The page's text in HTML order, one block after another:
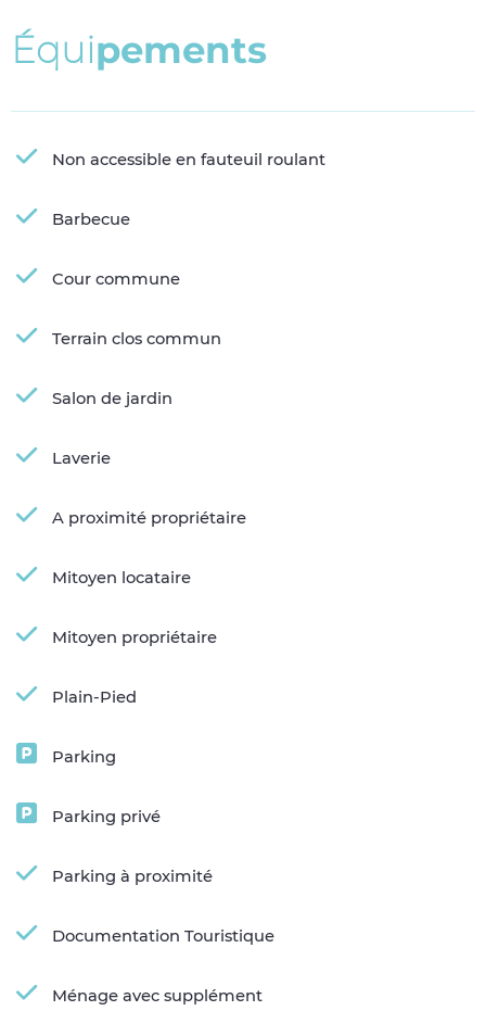
Équipements
Non accessible en fauteuil roulant
Barbecue
Cour commune
Terrain clos commun
Salon de jardin
Laverie
A proximité propriétaire
Mitoyen locataire
Mitoyen propriétaire
Plain-Pied
Parking
Parking privé
Parking à proximité
Documentation Touristique
Ménage avec supplément